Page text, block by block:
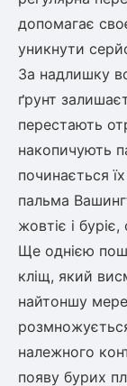
допомагає
уникнути
За надлишку
ґрунт
перестають
накопичують
починається
пальма
жовтіє і
Ще однією
кліщ, який
найтоншу
належного
появу бурих